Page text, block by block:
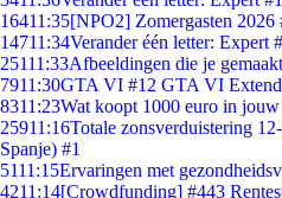
16411:35[NPO2] Zomergasten 2026
14711:34Verander één letter: Expert
25111:33Afbeeldingen die je
7911:30GTA VI #12 GTA VI
8311:23Wat koopt 1000 euro in
25911:16Totale zonsverduistering
Spanje) #1
5111:15Ervaringen met
4211:14[Crowdfunding] #443